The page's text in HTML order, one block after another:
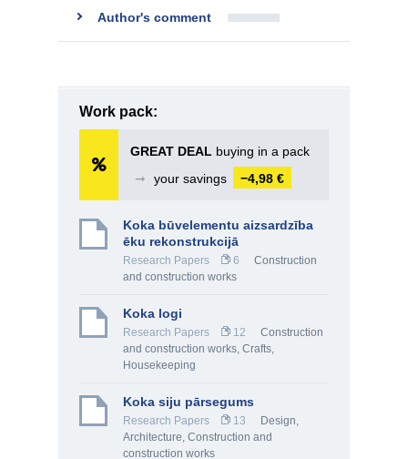
Author's comment
Work pack:
GREAT DEAL buying in a pack
➞
your savings −4,98 €
Koka būvelementu aizsardzība
ēku rekonstrukcijā
Research Papers 6
Construction
and construction works
Koka logi
Research Papers 12
Construction
and construction works, Crafts,
Housekeeping
Koka siju pārsegums
Research Papers 13
Design,
Architecture, Construction and
construction works